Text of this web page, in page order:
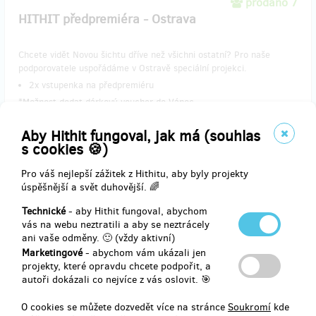
Aby Hithit fungoval, jak má (souhlas
s cookies 🍪)
Pro váš nejlepší zážitek z Hithitu, aby byly projekty
úspěšnější a svět duhovější. 🌈
Technické- aby Hithit fungoval, abychom
vás na webu neztratili a aby se neztrácely
ani vaše odměny. 🙂 (vždy aktivní)
Marketingové- abychom vám ukázali jen
projekty, které opravdu chcete podpořit, a
autoři dokázali co nejvíce z vás oslovit. 🎯
O cookies se můžete dozvedět více na stránce Soukromí kde
HITHIT předpremiéra - Ostrava
Chcete vidět Novou šichtu dříve než všichni ostatní? Pro naše
podporovatele uspořádáme v Ostravě speciální projekci.
​2x vstupenka na předpremiéru
*Možnost dodat dárkový voucher do Vánoc
Doručení odměny: do půl roku po ukončení projektu na Hithitu
zbývá 22
HITHIT předpremiéra - Olomouc
Ve stylovém filmové klubu Pastiche films v podkroví Univerzity